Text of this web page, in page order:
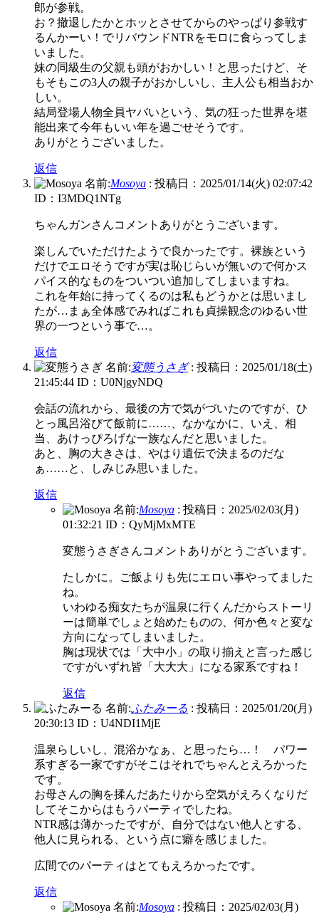
郎が参戦。
お？撤退したかとホッとさせてからのやっぱり参戦す
るんかーい！でリバウンドNTRをモロに食らってしま
いました。
妹の同級生の父親も頭がおかしい！と思ったけど、そ
もそもこの3人の親子がおかしいし、主人公も相当おか
しい。
結局登場人物全員ヤバいという、気の狂った世界を堪
能出来て今年もいい年を過ごせそうです。
ありがとうございました。
返信
名前:Mosoya : 投稿日：2025/01/14(火) 02:07:42
ID：I3MDQ1NTg
ちゃんガンさんコメントありがとうございます。
楽しんでいただけたようで良かったです。裸族という
だけでエロそうですが実は恥じらいが無いので何かス
パイス的なものをついつい追加してしまいますね。
これを年始に持ってくるのは私もどうかとは思いまし
たが…まぁ全体感でみればこれも貞操観念のゆるい世
界の一つという事で…。
返信
名前:変態うさぎ: 投稿日：2025/01/18(土)
21:45:44 ID：U0NjgyNDQ
会話の流れから、最後の方で気がづいたのですが、ひ
とっ風呂浴びて飯前に……、なかなかに、いえ、相
当、あけっぴろげな一族なんだと思いました。
あと、胸の大きさは、やはり遺伝で決まるのだな
ぁ……と、しみじみ思いました。
返信
名前:Mosoya : 投稿日：2025/02/03(月)
01:32:21 ID：QyMjMxMTE
変態うさぎさんコメントありがとうございます。
たしかに。ご飯よりも先にエロい事やってました
ね。
いわゆる痴女たちが温泉に行くんだからストーリ
ーは簡単でしょと始めたものの、何か色々と変な
方向になってしまいました。
胸は現状では「大中小」の取り揃えと言った感じ
ですがいずれ皆「大大大」になる家系ですね！
返信
名前:ふたみーる : 投稿日：2025/01/20(月)
20:30:13 ID：U4NDI1MjE
温泉らしいし、混浴かなぁ、と思ったら…！ パワー
系すぎる一家ですがそこはそれでちゃんとえろかった
です。
お母さんの胸を揉んだあたりから空気がえろくなりだ
してそこからはもうパーティでしたね。
NTR感は薄かったですが、自分ではない他人とする、
他人に見られる、という点に癖を感じました。
広間でのパーティはとてもえろかったです。
返信
名前:Mosoya : 投稿日：2025/02/03(月)